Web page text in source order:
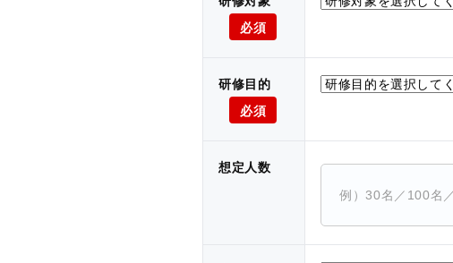
必須
研修目的
必須
想定人数